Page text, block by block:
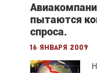
пытаются
спроса.
16 января 2009